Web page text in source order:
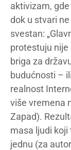
aktivizam, gde
dok u stvari
svestan:
protestuju nije
briga za
budućnosti –
realnost
više vremena
Zapad).
masa ljudi koji
jednu (za